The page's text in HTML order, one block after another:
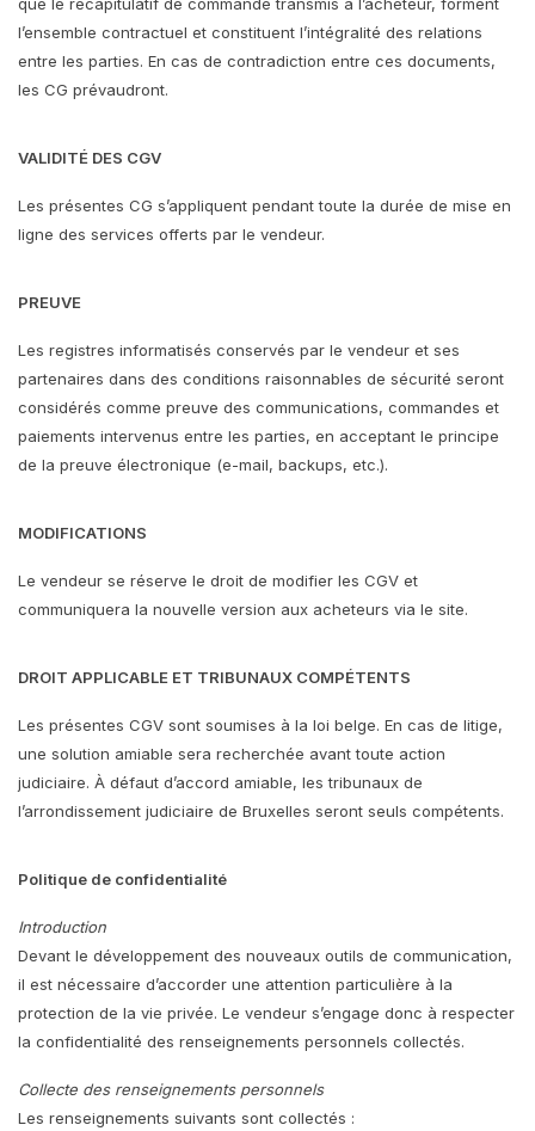
l’ensemble contractuel et constituent l’intégralité des relations
entre les parties. En cas de contradiction entre ces documents,
les CG prévaudront.
VALIDITÉ DES CGV
Les présentes CG s’appliquent pendant toute la durée de mise en
ligne des services offerts par le vendeur.
PREUVE
Les registres informatisés conservés par le vendeur et ses
partenaires dans des conditions raisonnables de sécurité seront
considérés comme preuve des communications, commandes et
paiements intervenus entre les parties, en acceptant le principe
de la preuve électronique (e-mail, backups, etc.).
MODIFICATIONS
Le vendeur se réserve le droit de modifier les CGV et
communiquera la nouvelle version aux acheteurs via le site.
DROIT APPLICABLE ET TRIBUNAUX COMPÉTENTS
Les présentes CGV sont soumises à la loi belge. En cas de litige,
une solution amiable sera recherchée avant toute action
judiciaire. À défaut d’accord amiable, les tribunaux de
l’arrondissement judiciaire de Bruxelles seront seuls compétents.
Politique de confidentialité
Introduction
Devant le développement des nouveaux outils de communication,
il est nécessaire d’accorder une attention particulière à la
protection de la vie privée. Le vendeur s’engage donc à respecter
la confidentialité des renseignements personnels collectés.
Collecte des renseignements personnels
Les renseignements suivants sont collectés :